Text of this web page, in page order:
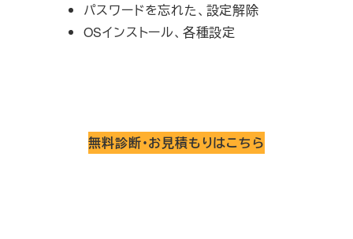
パスワードを忘れた、設定解除
OSインストール、各種設定
無料診断・お見積もりはこちら